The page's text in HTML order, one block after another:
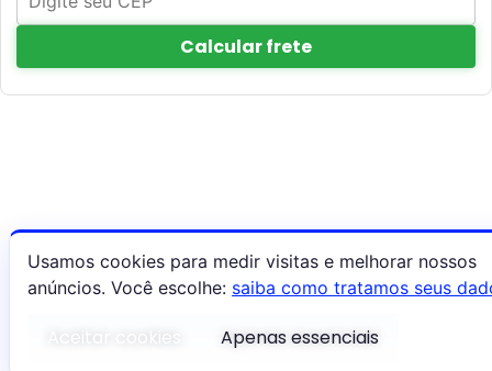
Calcular frete
Usamos cookies para medir visitas e melhorar nossos
anúncios. Você escolhe: saiba como tratamos seus
Apenas essenciais